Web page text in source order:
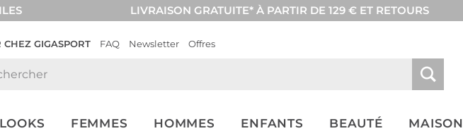
LIVRAISON GRATUITE* À PARTIR DE 129 € ET RETOURS
CHEZ GIGASPORT FAQ Newsletter Offres
LOOKS FEMMES HOMMES ENFANTS BEAUTÉ MAISON